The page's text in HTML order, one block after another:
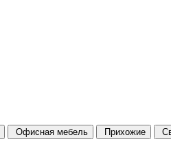
Офисная мебель Прихожие